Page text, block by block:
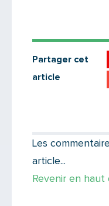
Partager cet
article
Les
article...
Revenir en haut